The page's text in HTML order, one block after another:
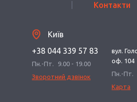
Контакти
Київ
+38 044 339 57 83
Пн.-Пт.
9.00 - 19.00
Зворотний дзвінок
вул.
оф. 104
Пн.-Пт.
Карта